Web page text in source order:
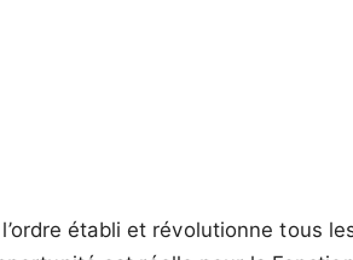
l’ordre établi et révolutionne tous